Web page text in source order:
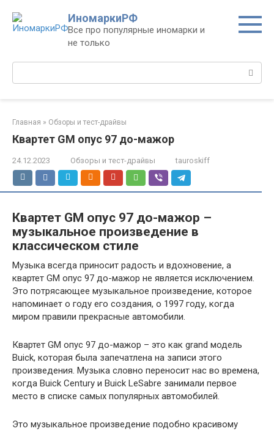
контенту
ИномаркиРФ
Все про популярные иномарки и
не только
Поиск:
Главная » Обзоры и тест-драйвы
Квартет GM опус 97 до-мажор
24.12.2023 Обзоры и тест-драйвы tauroskiff
Квартет GM опус 97 до-мажор –
музыкальное произведение в
классическом стиле
Музыка всегда приносит радость и вдохновение, а
квартет GM опус 97 до-мажор не является исключением.
Это потрясающее музыкальное произведение, которое
напоминает о году его создания, о 1997 году, когда
миром правили прекрасные автомобили.
Квартет GM опус 97 до-мажор – это как grand модель
Buick, которая была запечатлена на записи этого
произведения. Музыка словно переносит нас во времена,
когда Buick Century и Buick LeSabre занимали первое
место в списке самых популярных автомобилей.
Это музыкальное произведение подобно красивому